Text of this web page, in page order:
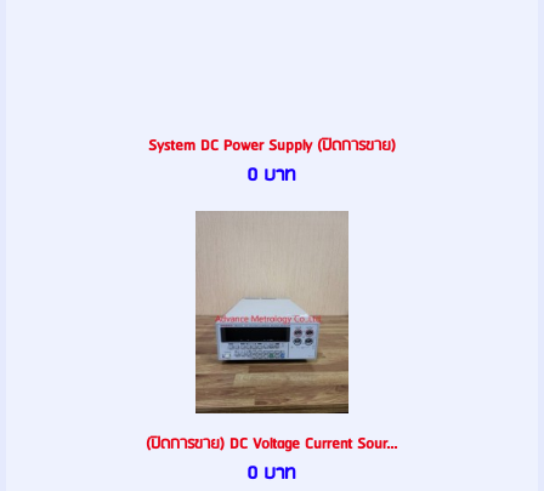
System DC Power Supply (ปิดการขาย)
0 บาท
(ปิดการขาย) DC Voltage Current Sour...
0 บาท